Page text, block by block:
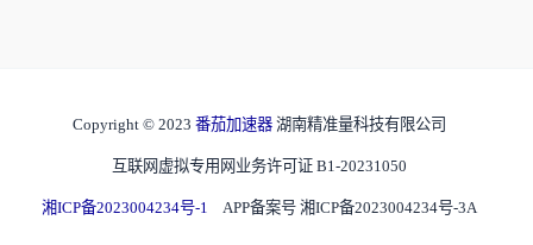
Copyright © 2023 番茄加速器 湖南精准量科技有限公司
互联网虚拟专用网业务许可证 B1-20231050
湘ICP备2023004234号-1 APP备案号 湘ICP备2023004234号-3A